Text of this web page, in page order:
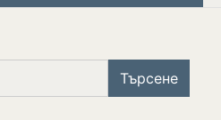
Търсене